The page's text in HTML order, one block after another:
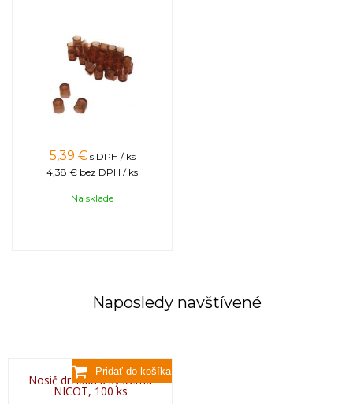
5,39 € s DPH / ks
4,38 € bez DPH / ks
Na sklade
Naposledy navštívené
Nosič držiaka k systému
NICOT, 100 ks